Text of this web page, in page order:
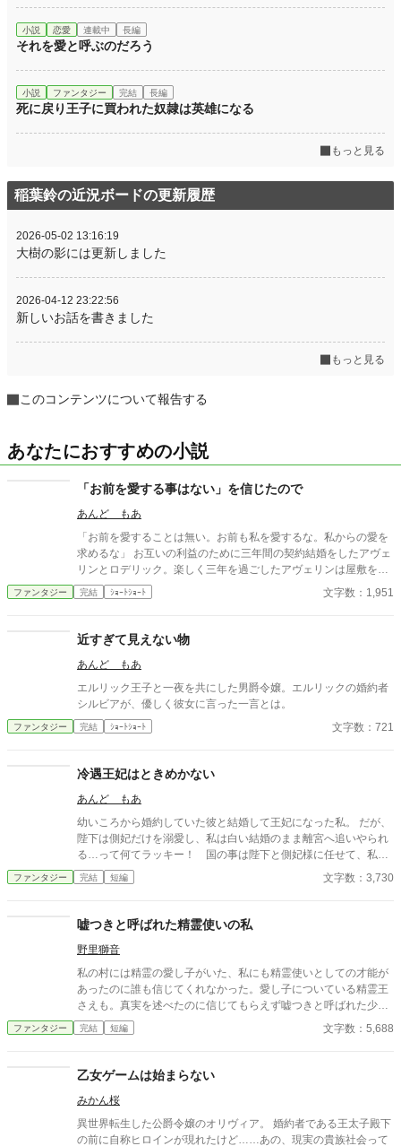
小説 恋愛 連載中 長編
それを愛と呼ぶのだろう
小説 ファンタジー 完結 長編
死に戻り王子に買われた奴隷は英雄になる
もっと見る
稲葉鈴の近況ボードの更新履歴
2026-05-02 13:16:19
大樹の影には更新しました
2026-04-12 23:22:56
新しいお話を書きました
もっと見る
このコンテンツについて報告する
あなたにおすすめの小説
「お前を愛する事はない」を信じたので
あんど もあ
「お前を愛することは無い。お前も私を愛するな。私からの愛を
求めるな」 お互いの利益のために三年間の契約結婚をしたアヴェ
リンとロデリック。楽しく三年を過ごしたアヴェリンは屋敷を出
ていこうとするのだが……。
ファンタジー 完結 ｼｮｰﾄｼｮｰﾄ 文字数：1,951
近すぎて見えない物
あんど もあ
エルリック王子と一夜を共にした男爵令嬢。エルリックの婚約者
シルビアが、優しく彼女に言った一言とは。
ファンタジー 完結 ｼｮｰﾄｼｮｰﾄ 文字数：721
冷遇王妃はときめかない
あんど もあ
幼いころから婚約していた彼と結婚して王妃になった私。 だが、
陛下は側妃だけを溺愛し、私は白い結婚のまま離宮へ追いやられ
る…って何てラッキー！ 国の事は陛下と側妃様に任せて、私は
このまま離宮で何の責任も無い楽な生活を！…と思っていたの
に…。
ファンタジー 完結 短編 文字数：3,730
嘘つきと呼ばれた精霊使いの私
野里獅音
私の村には精霊の愛し子がいた、私にも精霊使いとしての才能が
あったのに誰も信じてくれなかった。愛し子についている精霊王
さえも。真実を述べたのに信じてもらえず嘘つきと呼ばれた少女
が幸せになるまでの物語。
ファンタジー 完結 短編 文字数：5,688
乙女ゲームは始まらない
みかん桜
異世界転生した公爵令嬢のオリヴィア。 婚約者である王太子殿下
の前に自称ヒロインが現れたけど……あの、現実の貴族社会って